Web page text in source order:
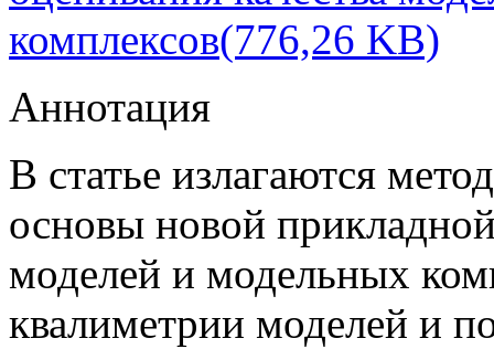
комплексов(776,26 KB)
Аннотация
В статье излагаются
основы новой
моделей и модельных
квалиметрии моделей и